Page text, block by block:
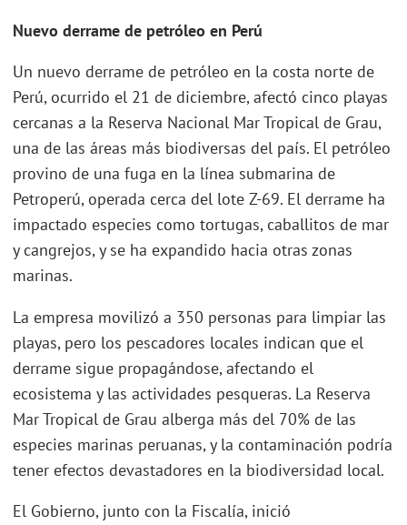
Nuevo derrame de petróleo en Perú
Un nuevo derrame de petróleo en la costa norte de
Perú, ocurrido el 21 de diciembre, afectó cinco playas
cercanas a la Reserva Nacional Mar Tropical de Grau,
una de las áreas más biodiversas del país. El petróleo
provino de una fuga en la línea submarina de
Petroperú, operada cerca del lote Z-69. El derrame ha
impactado especies como tortugas, caballitos de mar
y cangrejos, y se ha expandido hacia otras zonas
marinas.
La empresa movilizó a 350 personas para limpiar las
playas, pero los pescadores locales indican que el
derrame sigue propagándose, afectando el
ecosistema y las actividades pesqueras. La Reserva
Mar Tropical de Grau alberga más del 70% de las
especies marinas peruanas, y la contaminación podría
tener efectos devastadores en la biodiversidad local.
El Gobierno, junto con la Fiscalía, inició